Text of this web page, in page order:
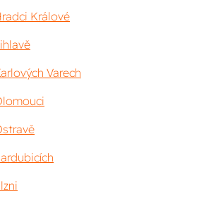
Králové
Varech